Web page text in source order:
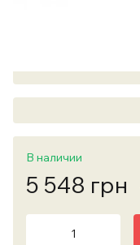
В наличии
5 548 грн